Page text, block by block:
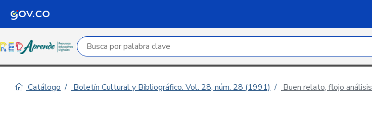
Campo de búsqueda por palabra clave
Catálogo Boletín Cultural y Bibliográfico: Vol. 28, núm. 28 (1991) Buen relato, flojo análisis